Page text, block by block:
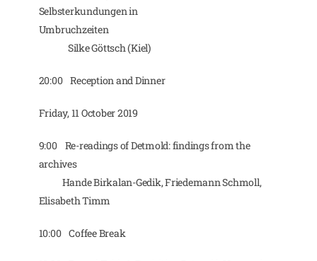
Selbsterkundungen in
Umbruchzeiten
Silke Göttsch (Kiel)
20:00 Reception and Dinner
Friday, 11 October 2019
9:00 Re-readings of Detmold: findings from the
archives
Hande Birkalan-Gedik, Friedemann Schmoll,
Elisabeth Timm
10:00 Coffee Break